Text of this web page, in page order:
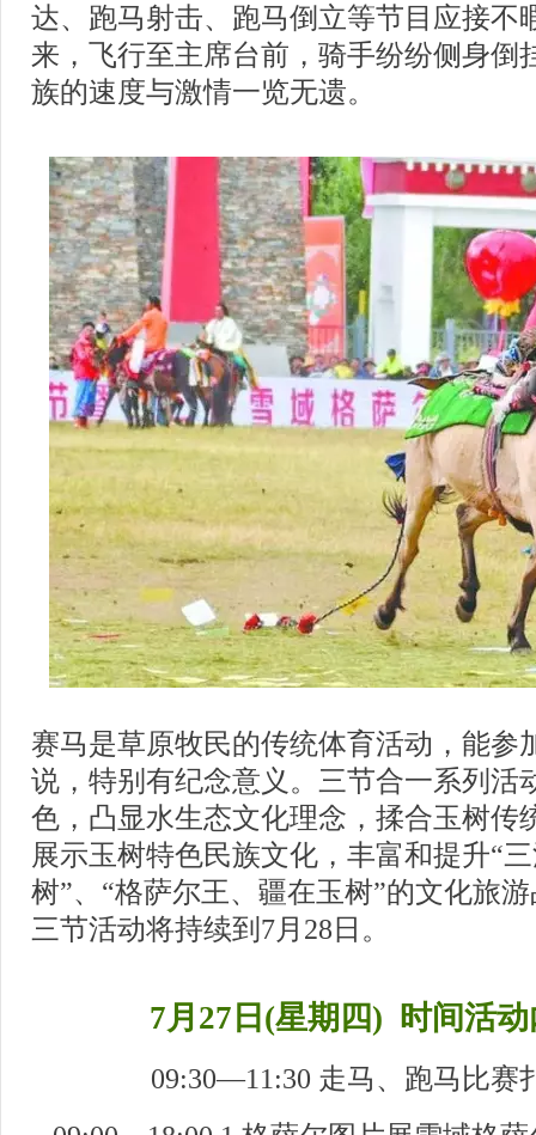
达、跑马射击、跑马倒立等节目应接不
来， 飞行至主席台前，骑手纷纷侧身倒
族的速度与激情一览无遗。
赛马是草原牧民的传统体育活动，能参
说，特别有纪念意义。三节合一系列活
色，凸显水生态文化理念，揉合玉树传
展示玉树特色民族文化，丰富和提升“
树”、“格萨尔王、疆在玉树”的文化旅
三节活动将持续到7月28日。
7月27日(星期四) 时间活
09:30—11:30 走马、跑马比赛